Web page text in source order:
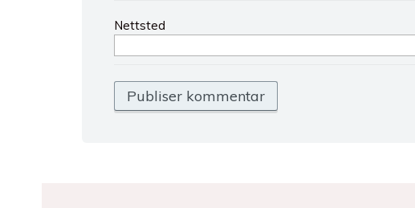
Nettsted